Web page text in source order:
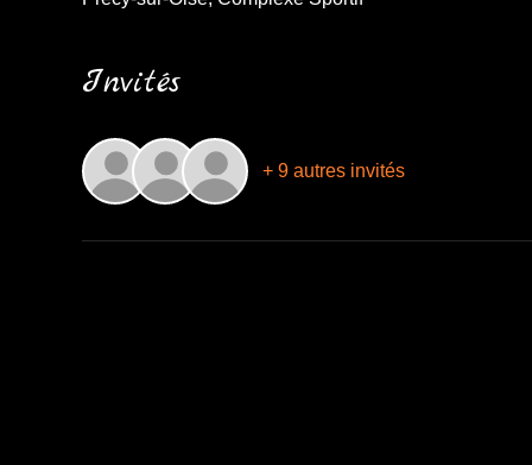
Invités
+ 9 autres invités